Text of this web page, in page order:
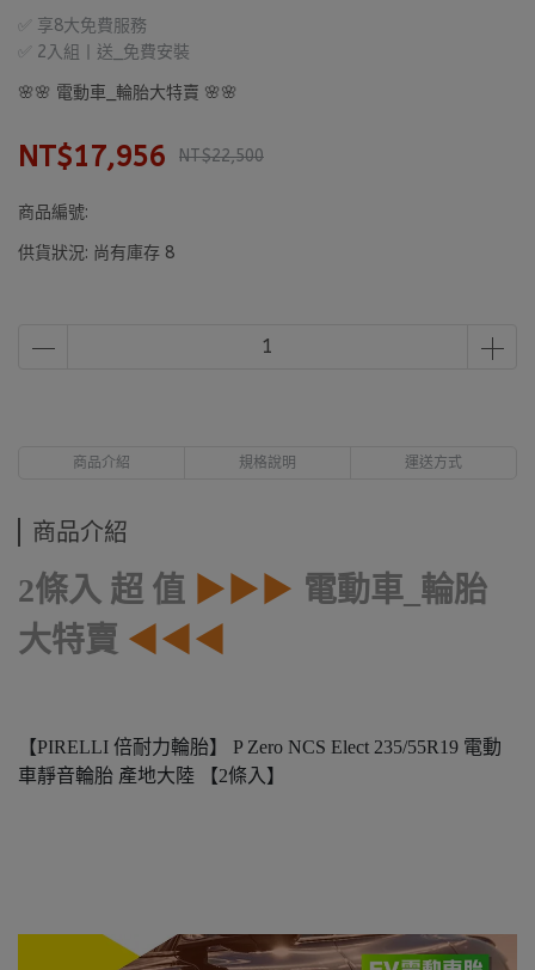
✅ 享8大免費服務
✅ 2入組丨送_免費安裝
🌸🌸 電動車_輪胎大特賣 🌸🌸
NT$17,956 NT$22,500
商品編號:
供貨狀況: 尚有庫存 8
商品介紹 規格說明 運送方式
商品介紹
2條入 超 值 ▶▶▶ 電動車_輪胎
大特賣 ◀◀◀
【PIRELLI 倍耐力輪胎】 P Zero NCS Elect 235/55R19 電動
車靜音輪胎 產地大陸 【2條入】